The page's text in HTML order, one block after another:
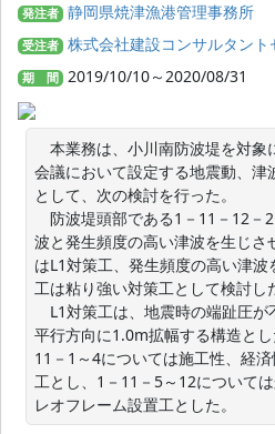
発注者 静岡県焼津漁港管理事務所
受注者 株式会社建設コンサルタント
期 間 2019/10/10～2020/08/31
本業務は、小川南防波堤を対象
会議において設定する地震動、津
として、次の検討を行った。
防波堤頭部である1－11－12－
波と発生頻度の高い津波を生じさ
はL1対策工、発生頻度の高い津
工は粘り強い対策工として検討し
L1対策工は、地震時の端趾圧が
平行方向に1.0m拡幅する構造と
11－1～4については施工性、経
工とし、1－11－5～12について
レオフレーム設置工とした。